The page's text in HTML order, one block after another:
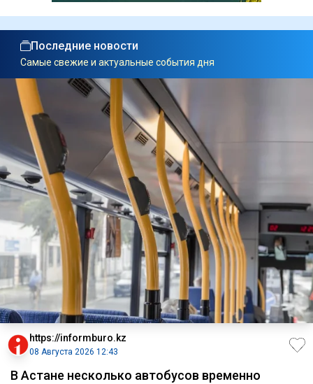
Последние новости
Самые свежие и актуальные события дня
https://informburo.kz
08 Августа 2026 12:43
В Астане несколько автобусов временно